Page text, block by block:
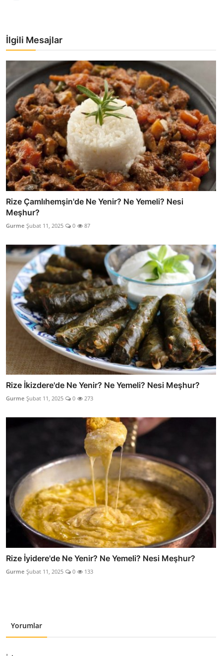
İlgili Mesajlar
Rize Çamlıhemşin'de Ne Yenir? Ne Yemeli? Nesi
Meşhur?
Gurme Şubat 11, 2025 0 87
Rize İkizdere'de Ne Yenir? Ne Yemeli? Nesi Meşhur?
Gurme Şubat 11, 2025 0 273
Rize İyidere'de Ne Yenir? Ne Yemeli? Nesi Meşhur?
Gurme Şubat 11, 2025 0 133
Yorumlar